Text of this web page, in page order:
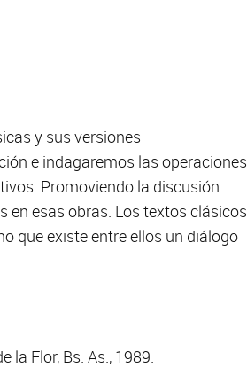
y sus versiones
e indagaremos las operaciones
Promoviendo la discusión
en esas obras. Los textos clásicos
que existe entre ellos un diálogo
la Flor, Bs. As., 1989.